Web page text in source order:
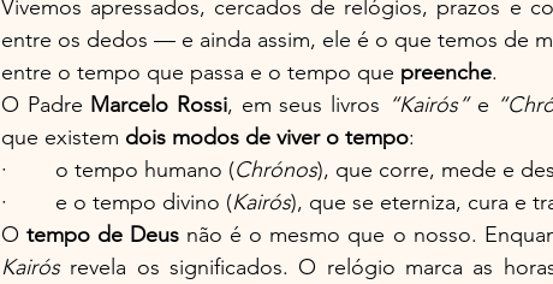
Vivemos apressados, cercados de relógios, prazos e
entre os dedos — e ainda assim, ele é o que temos de
entre o tempo que passa e o tempo que preenche.
O Padre Marcelo Rossi, em seus livros “Kairós” e
que existem dois modos de viver o tempo:
·        o tempo humano (Chrónos), que corre, mede e
·        e o tempo divino (Kairós), que se eterniza, cura e
O tempo de Deus não é o mesmo que o nosso.
Kairós revela os significados. O relógio marca as